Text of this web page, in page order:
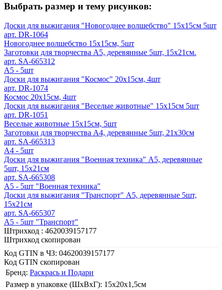
Выбрать размер и тему рисунков:
Доски для выжигания "Новогоднее волшебство" 15х15см 5шт
арт. DR-1064
Новогоднее волшебство 15х15см, 5шт
Заготовки для творчества А5, деревянные 5шт, 15х21см.
арт. SA-665312
А5 - 5шт
Доски для выжигания "Космос" 20х15см, 4шт
арт. DR-1074
Космос 20х15см, 4шт
Доски для выжигания "Веселые животные" 15х15см 5шт
арт. DR-1051
Веселые животные 15х15см, 5шт
Заготовки для творчества А4, деревянные 5шт, 21х30см
арт. SA-665313
А4 - 5шт
Доски для выжигания "Военная техника" А5, деревянные
5шт, 15х21см
арт. SA-665308
А5 - 5шт "Военная техника"
Доски для выжигания "Транспорт" А5, деревянные 5шт,
15х21см
арт. SA-665307
А5 - 5шт "Транспорт"
Штрихкод : 4620039157177
Штрихкод скопирован
Код GTIN в ЧЗ: 04620039157177
Код GTIN скопирован
Бренд: Раскрась и Подари
Размер в упаковке (ШхВxГ): 15х20х1,5cм